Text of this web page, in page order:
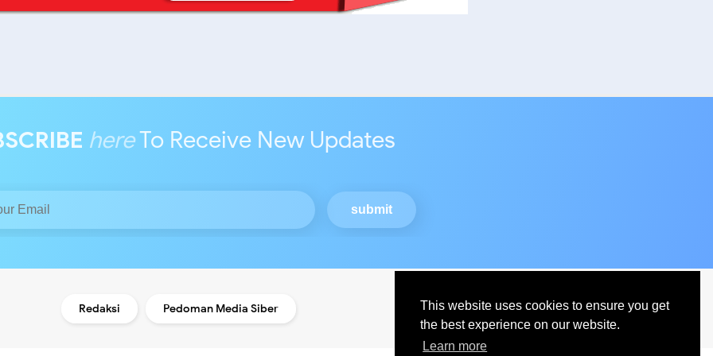
This website uses cookies to ensure you get
the best experience on our website.
Learn more
hereTo Receive New Updates
Redaksi Pedoman Media Siber